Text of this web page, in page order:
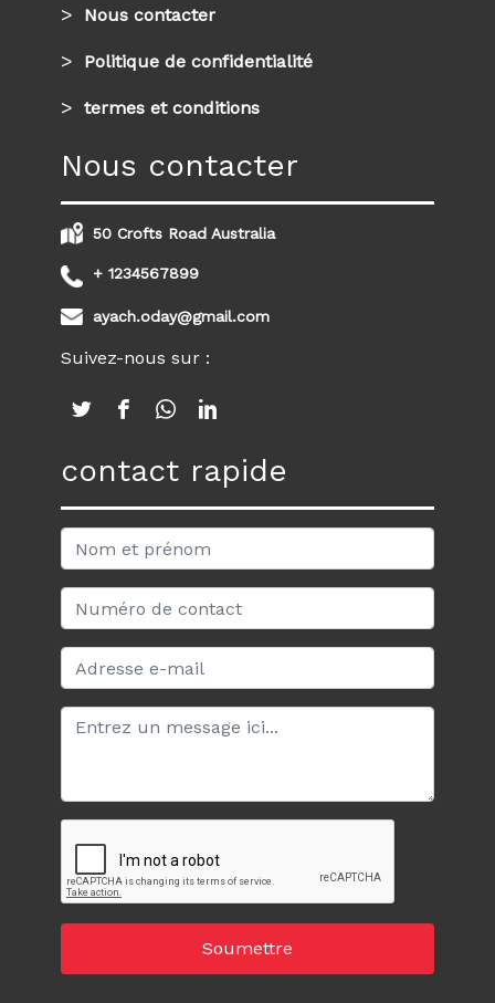
Nous contacter
Politique de confidentialité
termes et conditions
Nous contacter
50 Crofts Road Australia
+ 1234567899
ayach.oday@gmail.com
Suivez-nous sur :
contact rapide
Soumettre